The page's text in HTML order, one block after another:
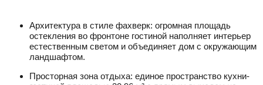
Архитектура в стиле фахверк: огромная площадь
остекления во фронтоне гостиной наполняет интерьер
естественным светом и объединяет дом с окружающим
ландшафтом.
Просторная зона отдыха: единое пространство кухни-